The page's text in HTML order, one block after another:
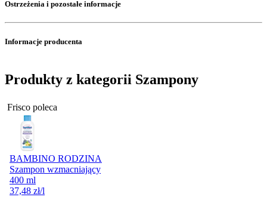
Ostrzeżenia i pozostałe informacje
Informacje producenta
Produkty z kategorii Szampony
Frisco poleca
BAMBINO RODZINA
Szampon wzmacniający
400 ml
37,48 zł/l